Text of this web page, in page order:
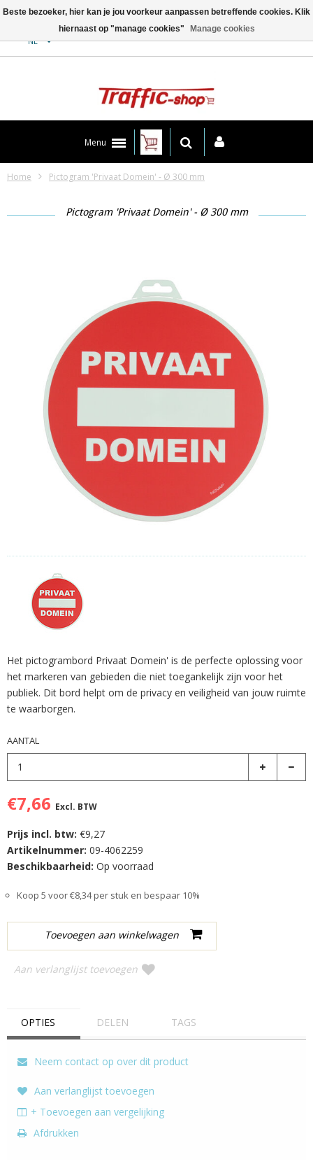
NL
Menu
Home Pictogram 'Privaat Domein' - Ø 300 mm
Pictogram 'Privaat Domein' - Ø 300 mm
Het pictogrambord Privaat Domein' is de perfecte oplossing voor
het markeren van gebieden die niet toegankelijk zijn voor het
publiek. Dit bord helpt om de privacy en veiligheid van jouw ruimte
te waarborgen.
AANTAL
€7,66 Excl. BTW
Prijs incl. btw: €9,27
Artikelnummer: 09-4062259
Beschikbaarheid: Op voorraad
Koop 5 voor €8,34 per stuk en bespaar 10%
Aan verlanglijst toevoegen
OPTIES DELEN TAGS
Neem contact op over dit product
Aan verlanglijst toevoegen
+ Toevoegen aan vergelijking
Afdrukken
Beste bezoeker, hier kan je jou voorkeur aanpassen betreffende cookies. Klik
hiernaast op "manage cookies"
Manage cookies